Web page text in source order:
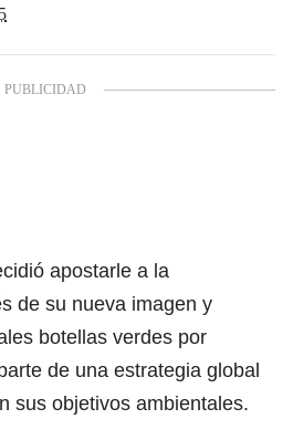
apostarle a la
de su nueva imagen y
botellas verdes por
de una estrategia global
sus objetivos ambientales.